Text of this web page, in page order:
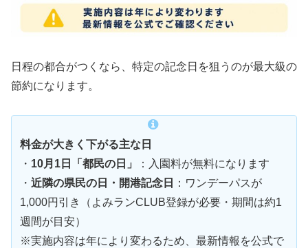
日程の都合がつくなら、特定の記念日を狙うのが最大級の
節約になります。
料金が大きく下がる主な日
・ 10月1日「都民の日」
：入園料が無料になります
・ 近隣の県民の日・開港記念日
：ワンデーパスが
1,000円引き（よみランCLUB登録が必要・期間は約1
週間が目安）
※実施内容は年により変わるため、最新情報を公式で